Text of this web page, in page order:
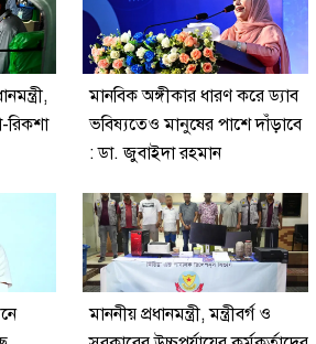
রিকশা
মানবিক অঙ্গীকার ধারণ করে ড্যাব
ভবিষ্যতেও মানুষের পাশে দাঁড়াবে
: ডা. জুবাইদা রহমান
মাননীয় প্রধানমন্ত্রী, মন্ত্রীবর্গ ও